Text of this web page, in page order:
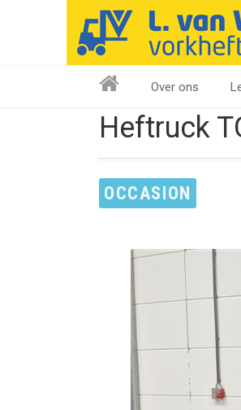
Over ons
Heftruck
OCCASION